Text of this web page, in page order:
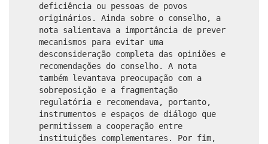
deficiência ou pessoas de povos
originários. Ainda sobre o conselho, a
nota salientava a importância de prever
mecanismos para evitar uma
desconsideração completa das opiniões e
recomendações do conselho. A nota
também levantava preocupação com a
sobreposição e a fragmentação
regulatória e recomendava, portanto,
instrumentos e espaços de diálogo que
permitissem a cooperação entre
instituições complementares. Por fim,